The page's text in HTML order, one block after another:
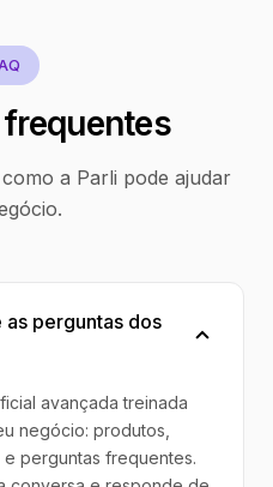
a Parli pode ajudar
as perguntas dos
avançada treinada
negócio: produtos,
perguntas frequentes.